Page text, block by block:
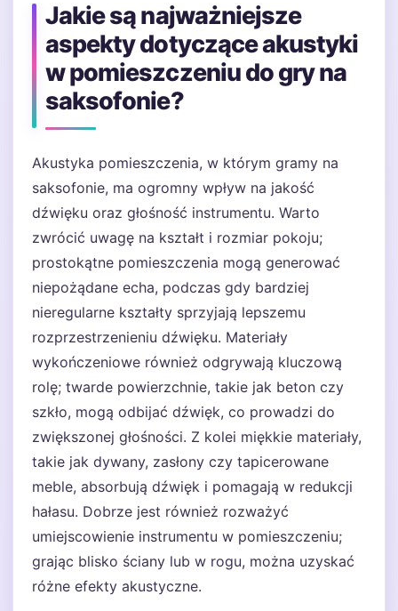
Jakie są najważniejsze
aspekty dotyczące akustyki
w pomieszczeniu do gry na
saksofonie?
Akustyka pomieszczenia, w którym gramy na
saksofonie, ma ogromny wpływ na jakość
dźwięku oraz głośność instrumentu. Warto
zwrócić uwagę na kształt i rozmiar pokoju;
prostokątne pomieszczenia mogą generować
niepożądane echa, podczas gdy bardziej
nieregularne kształty sprzyjają lepszemu
rozprzestrzenieniu dźwięku. Materiały
wykończeniowe również odgrywają kluczową
rolę; twarde powierzchnie, takie jak beton czy
szkło, mogą odbijać dźwięk, co prowadzi do
zwiększonej głośności. Z kolei miękkie materiały,
takie jak dywany, zasłony czy tapicerowane
meble, absorbują dźwięk i pomagają w redukcji
hałasu. Dobrze jest również rozważyć
umiejscowienie instrumentu w pomieszczeniu;
grając blisko ściany lub w rogu, można uzyskać
różne efekty akustyczne.